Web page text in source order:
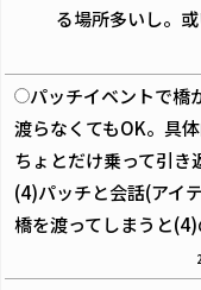
る場所多いし。
パッチイベントで橋
渡らなくてもOK。具
ちょとだけ乗って引
(4)パッチと会話(アイ
橋を渡ってしまうと